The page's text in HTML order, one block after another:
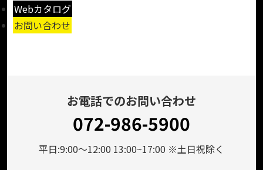
Webカタログ
お問い合わせ
お電話でのお問い合わせ
072-986-5900
平日:9:00～12:00 13:00~17:00 ※土日祝除く